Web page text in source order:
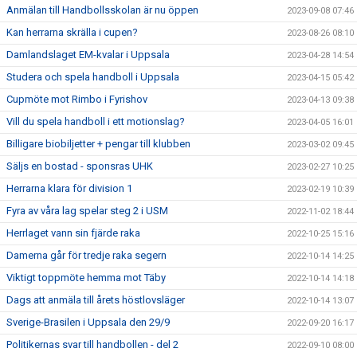
Anmälan till Handbollsskolan är nu öppen 2023-09-08 07:46
Kan herrarna skrälla i cupen? 2023-08-26 08:10
Damlandslaget EM-kvalar i Uppsala 2023-04-28 14:54
Studera och spela handboll i Uppsala 2023-04-15 05:42
Cupmöte mot Rimbo i Fyrishov 2023-04-13 09:38
Vill du spela handboll i ett motionslag? 2023-04-05 16:01
Billigare biobiljetter + pengar till klubben 2023-03-02 09:45
Säljs en bostad - sponsras UHK 2023-02-27 10:25
Herrarna klara för division 1 2023-02-19 10:39
Fyra av våra lag spelar steg 2 i USM 2022-11-02 18:44
Herrlaget vann sin fjärde raka 2022-10-25 15:16
Damerna går för tredje raka segern 2022-10-14 14:25
Viktigt toppmöte hemma mot Täby 2022-10-14 14:18
Dags att anmäla till årets höstlovsläger 2022-10-14 13:07
Sverige-Brasilen i Uppsala den 29/9 2022-09-20 16:17
Politikernas svar till handbollen - del 2 2022-09-10 08:00